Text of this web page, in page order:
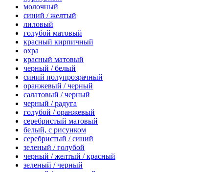
молочный
синий / желтый
лиловый
голубой матовый
красный кирпичный
охра
красный матовый
черный / белый
синий полупрозрачный
оранжевый / черный
салатовый / черный
черный / радуга
голубой / оранжевый
серебристый матовый
белый, с рисунком
серебристый / синий
зеленый / голубой
черный / желтый / красный
зеленый / черный